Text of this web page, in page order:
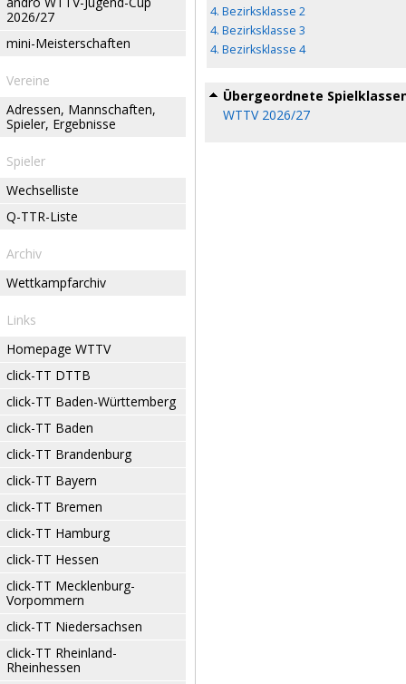
2026/27
mini-Meisterschaften
Vereine
Adressen, Mannschaften,
Spieler, Ergebnisse
Spieler
Wechselliste
Q-TTR-Liste
Archiv
Wettkampfarchiv
Links
Homepage WTTV
click-TT DTTB
click-TT Baden-Württemberg
click-TT Baden
click-TT Brandenburg
click-TT Bayern
click-TT Bremen
click-TT Hamburg
click-TT Hessen
click-TT Mecklenburg-
Vorpommern
click-TT Niedersachsen
click-TT Rheinland-
Rheinhessen
4. Bezirksklasse 2
4. Bezirksklasse 3
4. Bezirksklasse 4
Übergeordnete
WTTV 2026/27